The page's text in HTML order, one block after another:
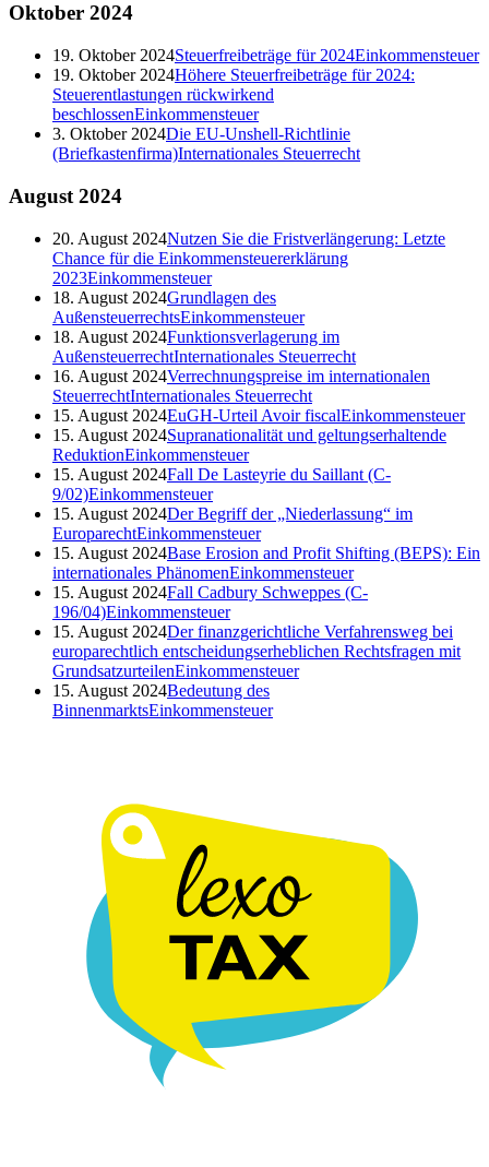
Oktober 2024
19. Oktober 2024Steuerfreibeträge für 2024Einkommensteuer
19. Oktober 2024Höhere Steuerfreibeträge für 2024:
Steuerentlastungen rückwirkend
beschlossenEinkommensteuer
3. Oktober 2024Die EU-Unshell-Richtlinie
(Briefkastenfirma)Internationales Steuerrecht
August 2024
20. August 2024Nutzen Sie die Fristverlängerung: Letzte
Chance für die Einkommensteuererklärung
2023Einkommensteuer
18. August 2024Grundlagen des
AußensteuerrechtsEinkommensteuer
18. August 2024Funktionsverlagerung im
AußensteuerrechtInternationales Steuerrecht
16. August 2024Verrechnungspreise im internationalen
SteuerrechtInternationales Steuerrecht
15. August 2024EuGH-Urteil Avoir fiscalEinkommensteuer
15. August 2024Supranationalität und geltungserhaltende
ReduktionEinkommensteuer
15. August 2024Fall De Lasteyrie du Saillant (C-
9/02)Einkommensteuer
15. August 2024Der Begriff der „Niederlassung“ im
EuroparechtEinkommensteuer
15. August 2024Base Erosion and Profit Shifting (BEPS): Ein
internationales PhänomenEinkommensteuer
15. August 2024Fall Cadbury Schweppes (C-
196/04)Einkommensteuer
15. August 2024Der finanzgerichtliche Verfahrensweg bei
europarechtlich entscheidungserheblichen Rechtsfragen mit
GrundsatzurteilenEinkommensteuer
15. August 2024Bedeutung des
BinnenmarktsEinkommensteuer